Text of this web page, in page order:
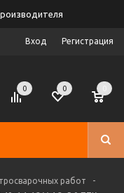
Вход Регистрация
0 0
работ
-